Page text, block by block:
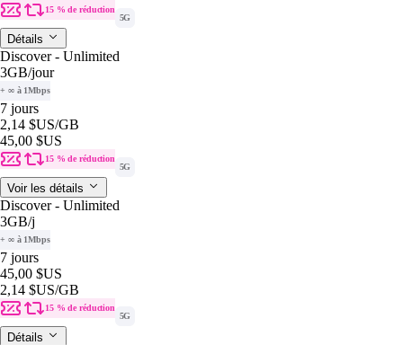
15 % de réduction
5G
Détails
Discover - Unlimited
3GB/jour
+ ∞ à 1Mbps
7 jours
2,14 $US/GB
45,00 $US
15 % de réduction
5G
Voir les détails
Discover - Unlimited
3GB/j
+ ∞ à 1Mbps
7 jours
45,00 $US
2,14 $US/GB
15 % de réduction
5G
Détails